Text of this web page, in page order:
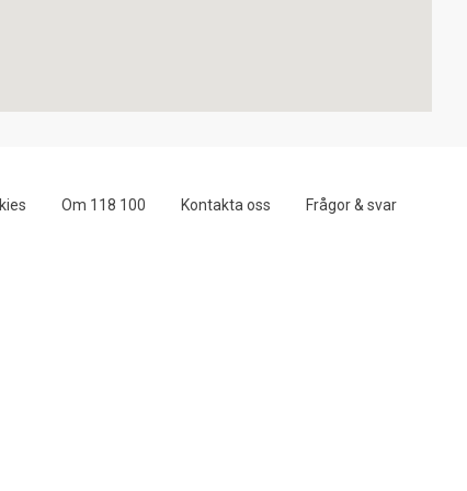
Om 118 100 Kontakta oss Frågor & svar